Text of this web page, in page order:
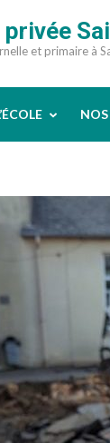
privée
et primaire à